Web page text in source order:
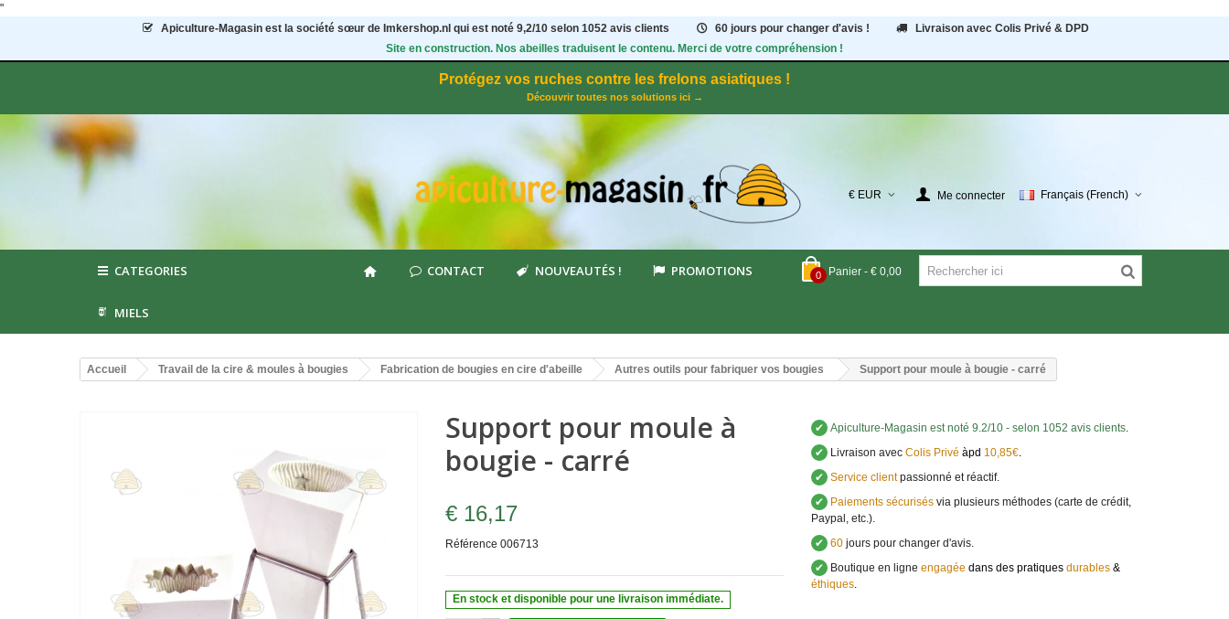
"
Apiculture-Magasin est la société sœur de Imkershop.nl qui est noté 9,2/10 selon 1052avis clients 60 jours pour changer d'avis !
Livraison avec Colis Privé & DPD
Site en construction. Nos abeilles traduisent le contenu. Merci de votre compréhension !
Protégez vos ruches contre les frelons asiatiques !
Découvrir toutes nos solutions ici →
€ EUR Me connecter Français (French)
0 Panier - € 0,00
CATEGORIES CONTACT NOUVEAUTÉS ! PROMOTIONS
MIELS
Accueil Travail de la cire & moules à bougies Fabrication de bougies en cire d'abeille Autres outils pour fabriquer vos bougies Support pour moule à bougie - carré
Support pour moule à
bougie - carré
€ 16,17
Référence 006713
En stock et disponible pour une livraison immédiate.
✔ Apiculture-Magasin est noté 9.2/10 - selon 1052 avis clients.
✔ Livraison avecColis Privé àpd 10,85€.
✔ Service clientpassionné et réactif.
✔ Paiements sécurisésvia plusieurs méthodes (carte de crédit,
Paypal, etc.).
✔ 60jours pour changer d'avis.
✔ Boutique en ligne engagée dans des pratiques durables&
éthiques.